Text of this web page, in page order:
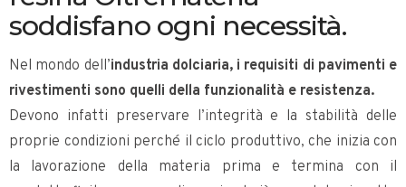
soddisfano ogni necessità.
Nel mondo dell’industria dolciaria, i requisiti di pavimenti e
rivestimenti sono quelli della funzionalità e resistenza.
Devono infatti preservare l’integrità e la stabilità delle
proprie condizioni perché il ciclo produttivo, che inizia con
la lavorazione della materia prima e termina con il